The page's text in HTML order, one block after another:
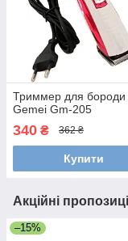
Триммер для бороди
Gemei Gm-205
340 ₴ 362 ₴
Купити
Акційні
–15%